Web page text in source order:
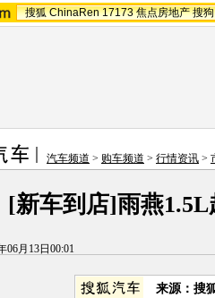
搜狐 ChinaRen 17173 焦点房地产 搜狗
汽车频道 > 购车频道 > 行情资讯 >
[新车到店]雨燕1.5L
06月13日00:01
来源： 搜